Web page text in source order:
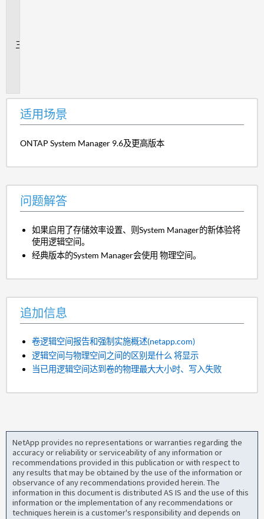
适用场景
ONTAP System Manager 9.6及更高版本
问题解答
如果启用了存储效率设置、则System Manager的新体验将
使用逻辑空间。
经典版本的System Manager会使用 物理空间。
追加信息
卷逻辑空间报告和强制实施概述(netapp.com)
逻辑空间与物理空间之间的区别是什么 将显示
当已用逻辑空间达到卷的物理最大大小时、写入失败
NetApp provides no representations or warranties regarding the
accuracy or reliability or serviceability of any information or
recommendations provided in this publication or with respect to
any results that may be obtained by the use of the information or
observance of any recommendations provided herein. The
information in this document is distributed AS IS and the use of this
information or the implementation of any recommendations or
techniques herein is a customer's responsibility and depends on